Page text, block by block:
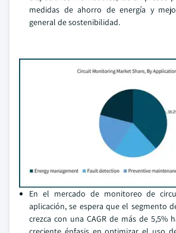
medidas de ahorro de energía y
general de sostenibilidad.
En el mercado de monitoreo de
aplicación, se espera que el segmento
crezca con una CAGR de más de 5,5%